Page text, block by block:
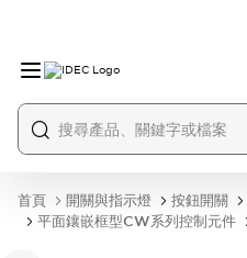
首頁 開關與指示燈 按鈕開關
平面鑲嵌框型CW系列控制元件